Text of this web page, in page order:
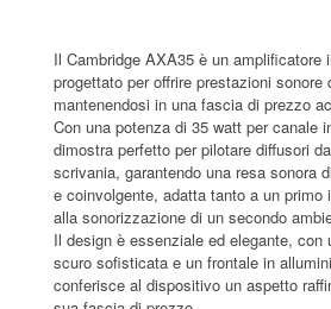
Il Cambridge AXA35 è un amplificatore
progettato per offrire prestazioni
mantenendosi in una fascia di prezzo
Con una potenza di 35 watt per canale
dimostra perfetto per pilotare diffusori
scrivania, garantendo una resa sonora
e coinvolgente, adatta tanto a un primo
alla sonorizzazione di un secondo
Il design è essenziale ed elegante, con
scuro sofisticata e un frontale in
conferisce al dispositivo un aspetto